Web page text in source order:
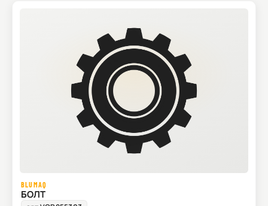
BLUMAQ
БОЛТ